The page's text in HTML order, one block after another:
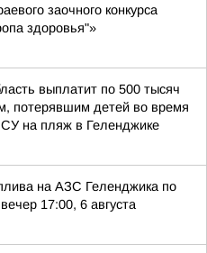
заочного конкурса
здоровья"»
выплатит по 500 тысяч
потерявшим детей во время
на пляж в Геленджике
на АЗС Геленджика по
17:00, 6 августа